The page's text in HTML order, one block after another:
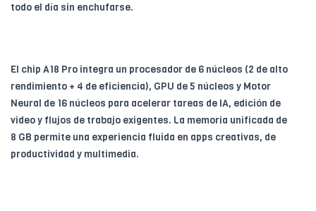
todo el día sin enchufarse.
El chip A18 Pro integra un procesador de 6 núcleos (2 de alto
rendimiento + 4 de eficiencia), GPU de 5 núcleos y Motor
Neural de 16 núcleos para acelerar tareas de IA, edición de
video y flujos de trabajo exigentes. La memoria unificada de
8 GB permite una experiencia fluida en apps creativas, de
productividad y multimedia.